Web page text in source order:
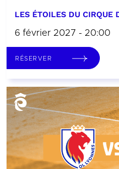
LES ÉTOILES DU CIRQUE
6 février 2027 - 20:00
RÉSERVER